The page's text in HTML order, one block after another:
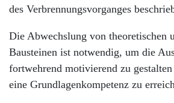
des Verbrennungsvorganges
Die Abwechslung von theoretischen
Bausteinen ist notwendig, um die
fortwehrend motivierend zu
eine Grundlagenkompetenz zu